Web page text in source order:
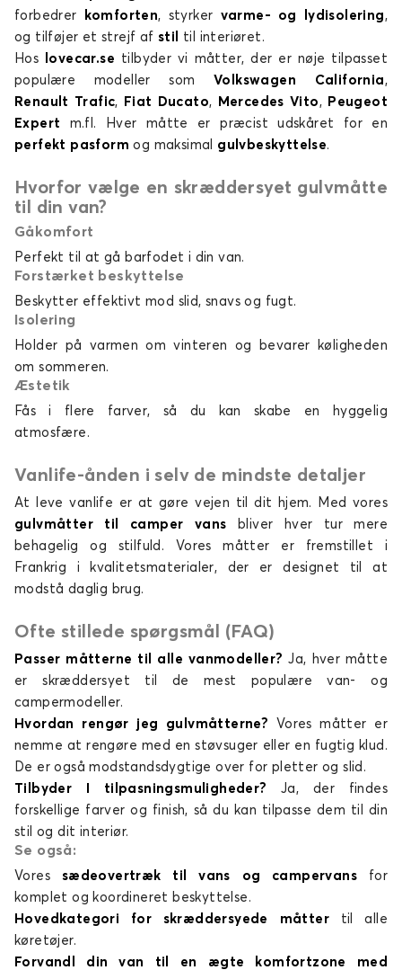
Specialtillverkade mattor för skåpbilar för
VOLKSWAGEN T4
T5
Specialtillverkade mattor för skåpbilar för
Specialtillverkade mattor för skåpbilar för
forbedrer
komforten, styrker varme- og lydisolering,
og tilføjer et strejf af stil
til interiøret.
Hos
lovecar.se tilbyder vi måtter, der er nøje tilpasset
populære modeller somVolkswagen California,
Renault Trafic, Fiat Ducato, Mercedes Vito, Peugeot
Expert m.fl. Hver måtte er præcist udskåret for en
perfekt pasform og maksimal gulvbeskyttelse.
Hvorfor vælge en skræddersyet gulvmåtte
til din van?
Gåkomfort
Perfekt til at gå barfodet i din van.
Forstærket beskyttelse
Beskytter effektivt mod slid, snavs og fugt.
Isolering
Holder på varmen om vinteren og bevarer køligheden
om sommeren.
Æstetik
Fås i flere farver, så du kan skabe en hyggelig
atmosfære.
Vanlife-ånden i selv de mindste detaljer
At leve vanlife er at gøre vejen til dit hjem. Med vores
gulvmåtter til camper vans bliver hver tur mere
behagelig og stilfuld. Vores måtter er fremstillet i
Frankrig i kvalitetsmaterialer, der er designet til at
modstå daglig brug.
Ofte stillede spørgsmål (FAQ)
Passer måtterne til alle vanmodeller? Ja, hver måtte
er skræddersyet til de mest populære van- og
campermodeller.
Hvordan rengør jeg gulvmåtterne? Vores måtter er
nemme at rengøre med en støvsuger eller en fugtig klud.
De er også modstandsdygtige over for pletter og slid.
Tilbyder I tilpasningsmuligheder?
Ja, der findes
forskellige farver og finish, så du kan tilpasse dem til din
stil og dit interiør.
Se også:
Vores sædeovertræk til vans og campervans for
komplet og koordineret beskyttelse.
Hovedkategori for skræddersyede måtter
til alle
køretøjer.
Forvandl din van til en ægte komfortzone med